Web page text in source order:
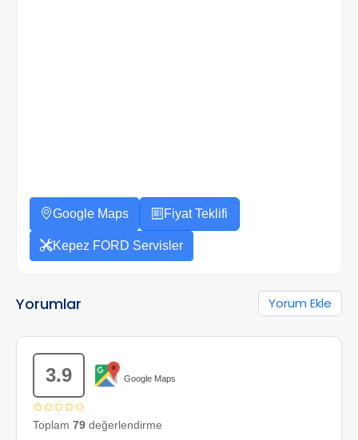
Google Maps Fiyat Teklifi
Kepez FORD Servisler
Yorumlar Yorum Ekle
3.9 Google Maps
✩✩✩✩✩
Toplam 79 değerlendirme